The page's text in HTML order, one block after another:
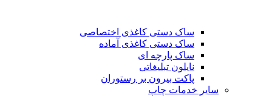
ساک دستی کاغذی اختصاصی
ساک دستی کاغذی آماده
ساک پارچه ای
نایلون تبلیغاتی
پاکت بیرون بر رستوران
سایر خدمات چاپ